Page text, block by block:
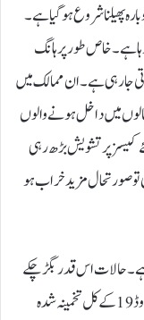
پھیلنا شروع ہوگیا ہے۔
ہے۔ خاص طور پر ہانگ
جا رہی ہے۔ ان ممالک میں
میں داخل ہونے والوں
کیسز پر تشویش بڑھ رہی
تو صورتحال مزید خراب ہو
28 فیصد اضافہ ہوا ہے۔ حالات اس قدر بگڑ چکے
ہیں کہ حکومت نے ہائی ایلرٹ جاری کر دیا ہے۔ یہاں کووڈ 19کے کل تخمینہ شدہ